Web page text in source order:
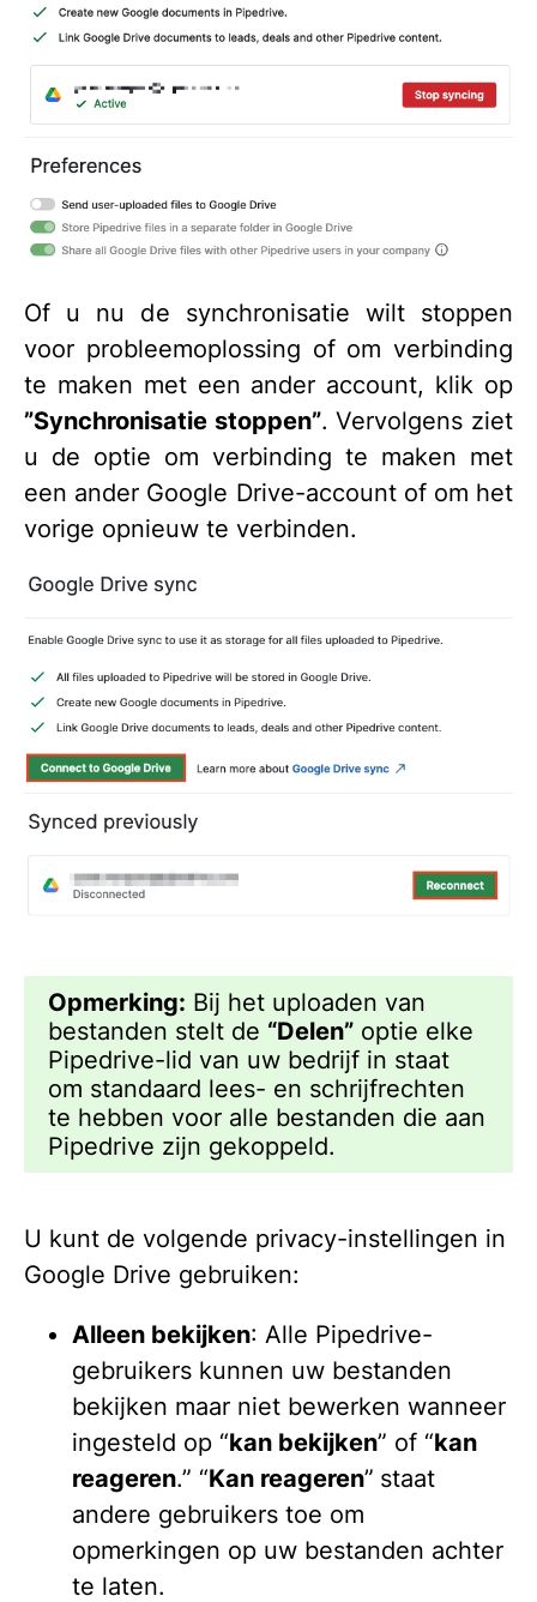
Of u nu de synchronisatie wilt stoppen
voor probleemoplossing of om verbinding
te maken met een ander account, klik op
”Synchronisatie stoppen”. Vervolgens ziet
u de optie om verbinding te maken met
een ander Google Drive-account of om het
vorige opnieuw te verbinden.
Opmerking: Bij het uploaden van
bestanden stelt de “Delen” optie elke
Pipedrive-lid van uw bedrijf in staat
om standaard lees- en schrijfrechten
te hebben voor alle bestanden die aan
Pipedrive zijn gekoppeld.
U kunt de volgende privacy-instellingen in
Google Drive gebruiken:
Alleen bekijken: Alle Pipedrive-
gebruikers kunnen uw bestanden
bekijken maar niet bewerken wanneer
ingesteld op “kan bekijken” of “kan
reageren.” “Kan reageren” staat
andere gebruikers toe om
opmerkingen op uw bestanden achter
te laten.